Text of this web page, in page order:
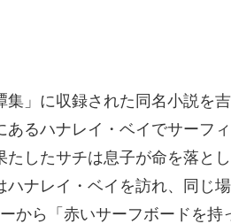
」に収録された同名小説
るハナレイ・ベイでサーフ
したサチは息子が命を落と
ナレイ・ベイを訪れ、同じ
から「赤いサーフボードを